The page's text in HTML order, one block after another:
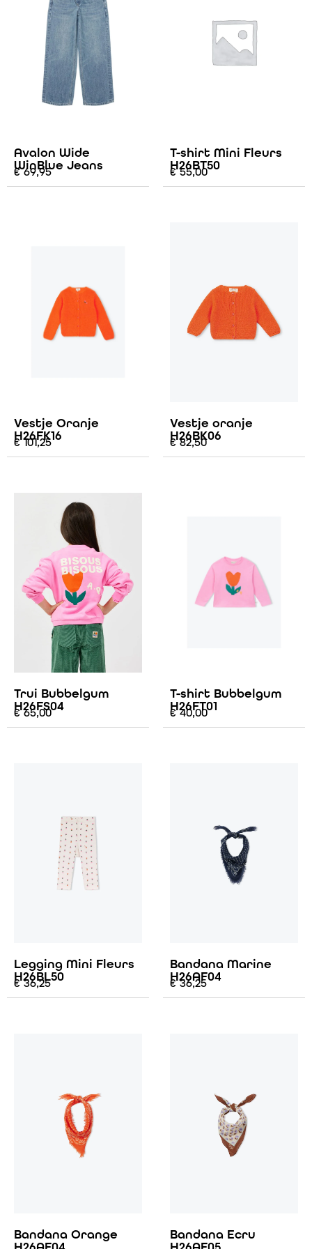
Avalon Wide
WinBlue Jeans
€69,95
T-shirt Mini Fleurs
H26BT50
€55,00
Vestje Oranje
H26FK16
€101,25
Vestje oranje
H26BK06
€82,50
Trui Bubbelgum
H26FS04
€65,00
T-shirt Bubbelgum
H26FT01
€40,00
Legging Mini Fleurs
H26BL50
€36,25
Bandana Marine
H26AF04
€36,25
Bandana Orange
Bandana Ecru